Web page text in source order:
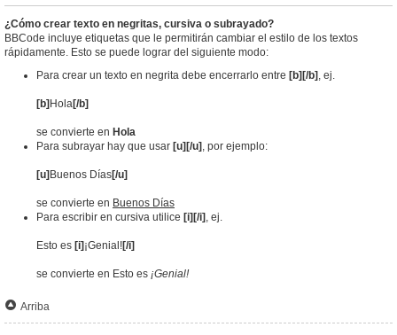
¿Cómo crear texto en negritas, cursiva o subrayado?
BBCode incluye etiquetas que le permitirán cambiar el estilo de los textos
rápidamente. Esto se puede lograr del siguiente modo:
Para crear un texto en negrita debe encerrarlo entre [b][/b] , ej.
[b]Hola[/b]
se convierte en Hola
Para subrayar hay que usar [u][/u] , por ejemplo:
[u]Buenos Días[/u]
se convierte en Buenos Días
Para escribir en cursiva utilice [i][/i] , ej.
Esto es [i]¡Genial![/i]
se convierte en Esto es ¡Genial!
Arriba